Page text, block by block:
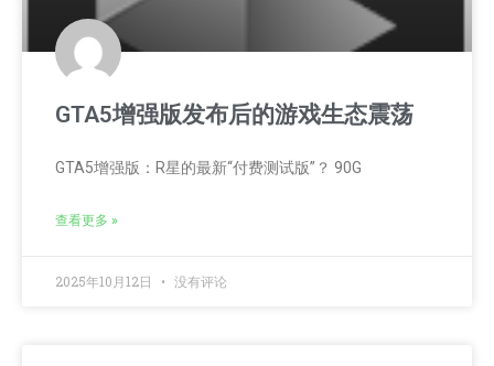
GTA5增强版发布后的游戏生态震荡
GTA5增强版：R星的最新“付费测试版”？ 90G
查看更多 »
2025年10月12日 没有评论